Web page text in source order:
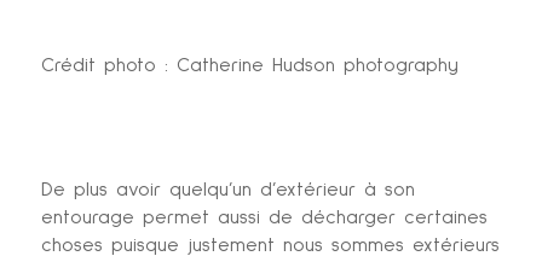
Crédit photo : Catherine Hudson photography
De plus avoir quelqu’un d’extérieur à son
entourage permet aussi de décharger certaines
choses puisque justement nous sommes extérieurs